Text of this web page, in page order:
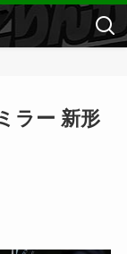
ラー 新形